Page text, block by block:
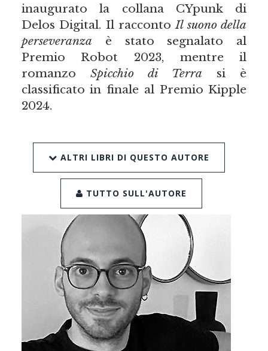
inaugurato la collana CYpunk di
Delos Digital. Il racconto Il suono della
perseveranza è stato segnalato al
Premio Robot 2023, mentre il
romanzoSpicchio di Terra si è
classificato in finale al Premio Kipple
2024.
ALTRI LIBRI DI QUESTO AUTORE
TUTTO SULL'AUTORE